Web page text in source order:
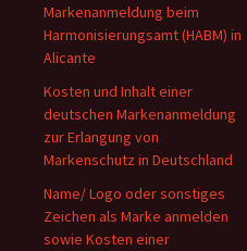
Markenanmeldung beim
Harmonisierungsamt (HABM) in
Alicante
Kosten und Inhalt einer
deutschen Markenanmeldung
zur Erlangung von
Markenschutz in Deutschland
Name/ Logo oder sonstiges
Zeichen als Marke anmelden
sowie Kosten einer